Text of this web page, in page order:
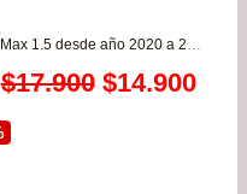
Sensor cigueñal para Chevrolet N400 Max 1.5 desde año 2020 a 2024
$17.900 El
$14.900El